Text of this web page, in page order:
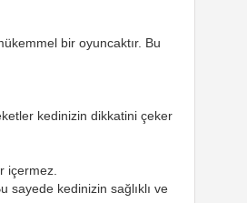
bir oyuncaktır. Bu
kedinizin dikkatini çeker
içermez.
sayede kedinizin sağlıklı ve